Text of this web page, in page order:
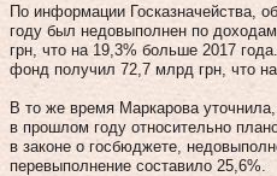
По информации Госказначейства,
году был недовыполнен по
грн, что на 19,3% больше 2017
фонд получил 72,7 млрд грн, что
В то же время Маркарова
в прошлом году относительно
в законе о госбюджете,
перевыполнение составило 25,6%.